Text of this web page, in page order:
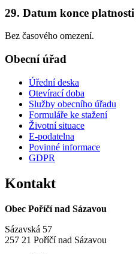
29. Datum konce
Bez časového omezení.
Obecní úřad
Úřední deska
Otevírací doba
Služby obecního úřadu
Formuláře ke stažení
Životní situace
E-podatelna
Povinné informace
GDPR
Kontakt
Obec Poříčí nad Sázavou
Sázavská 57
257 21 Poříčí nad Sázavou